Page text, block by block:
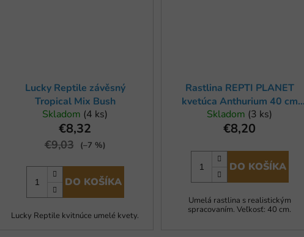
Lucky Reptile závěsný
Tropical Mix Bush
Skladom (4 ks)
€8,32
€9,03 (–7 %)
DO KOŠÍKA
Lucky Reptile kvitnúce umelé kvety.
Rastlina REPTI PLANET
kvetúca Anthurium 40 cm
(1ks)
Skladom (3 ks)
€8,20
DO KOŠÍKA
Umelá rastlina s realistickým
spracovaním. Veľkosť: 40 cm.